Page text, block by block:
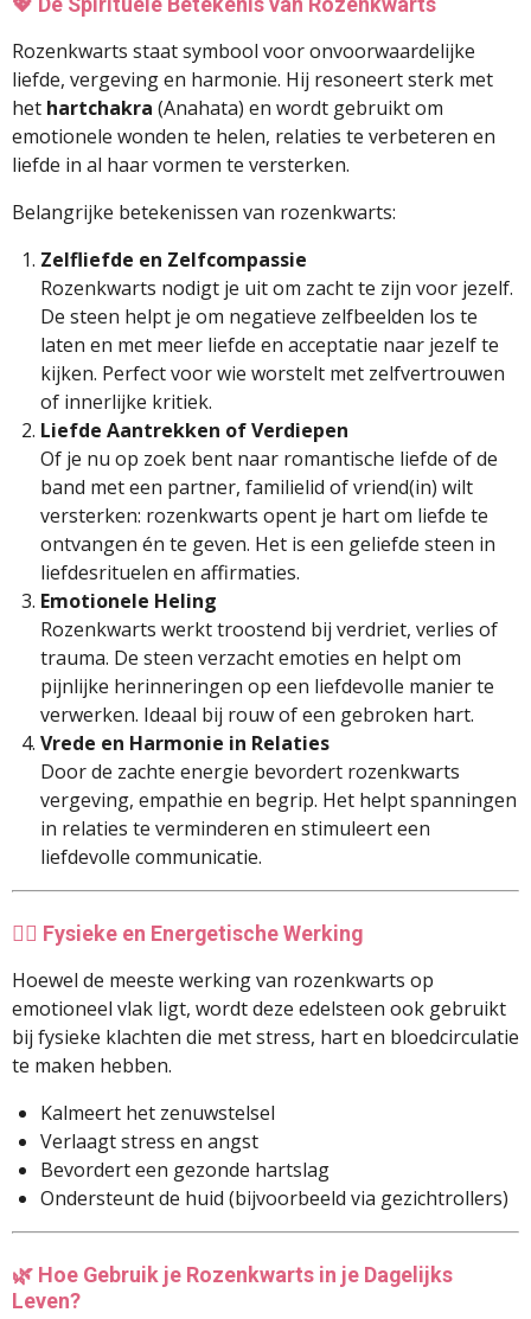
Rozenkwarts staat symbool voor onvoorwaardelijke
liefde, vergeving en harmonie. Hij resoneert sterk met
het hartchakra (Anahata) en wordt gebruikt om
emotionele wonden te helen, relaties te verbeteren en
liefde in al haar vormen te versterken.
Belangrijke betekenissen van rozenkwarts:
Zelfliefde en Zelfcompassie
Rozenkwarts nodigt je uit om zacht te zijn voor jezelf.
De steen helpt je om negatieve zelfbeelden los te
laten en met meer liefde en acceptatie naar jezelf te
kijken. Perfect voor wie worstelt met zelfvertrouwen
of innerlijke kritiek.
Liefde Aantrekken of Verdiepen
Of je nu op zoek bent naar romantische liefde of de
band met een partner, familielid of vriend(in) wilt
versterken: rozenkwarts opent je hart om liefde te
ontvangen én te geven. Het is een geliefde steen in
liefdesrituelen en affirmaties.
Emotionele Heling
Rozenkwarts werkt troostend bij verdriet, verlies of
trauma. De steen verzacht emoties en helpt om
pijnlijke herinneringen op een liefdevolle manier te
verwerken. Ideaal bij rouw of een gebroken hart.
Vrede en Harmonie in Relaties
Door de zachte energie bevordert rozenkwarts
vergeving, empathie en begrip. Het helpt spanningen
in relaties te verminderen en stimuleert een
liefdevolle communicatie.
🧘‍♀️ Fysieke en Energetische Werking
Hoewel de meeste werking van rozenkwarts op
emotioneel vlak ligt, wordt deze edelsteen ook gebruikt
bij fysieke klachten die met stress, hart en bloedcirculatie
te maken hebben.
Kalmeert het zenuwstelsel
Verlaagt stress en angst
Bevordert een gezonde hartslag
Ondersteunt de huid (bijvoorbeeld via gezichtrollers)
🌿 Hoe Gebruik je Rozenkwarts in je Dagelijks
Leven?